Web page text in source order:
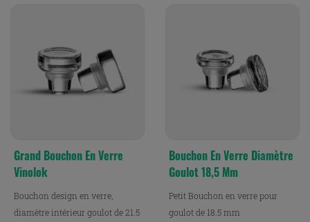
Grand Bouchon En Verre
Vinolok
Bouchon design en verre,
diamètre intérieur goulot de 21.5
Bouchon En Verre Diamètre
Goulot 18,5 Mm
Petit Bouchon en verre pour
goulot de 18.5 mm